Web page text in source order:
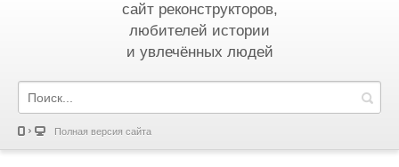
сайт реконструкторов,
любителей истории
и увлечённых людей
Полная версия сайта